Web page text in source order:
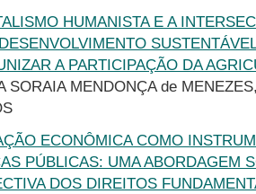
HUMANISTA E A
A PARTICIPAÇÃO DA
SORAIA MENDONÇA de
ECONÔMICA COMO
PÚBLICAS: UMA ABORDAGEM
DOS DIREITOS